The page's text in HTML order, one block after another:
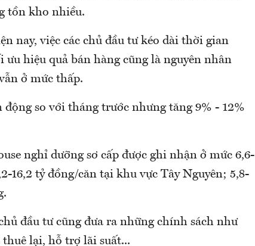
tồn kho nhiều.
nay, việc các chủ đầu tư kéo dài thời gian
hiệu quả bán hàng cũng là nguyên nhân
ở mức thấp.
động so với tháng trước nhưng tăng 9% - 12%
nghỉ dưỡng sơ cấp được ghi nhận ở mức 6,6-
16,2 tỷ đồng/căn tại khu vực Tây Nguyên; 5,8-
đầu tư cũng đưa ra những chính sách như
lại, hỗ trợ lãi suất...